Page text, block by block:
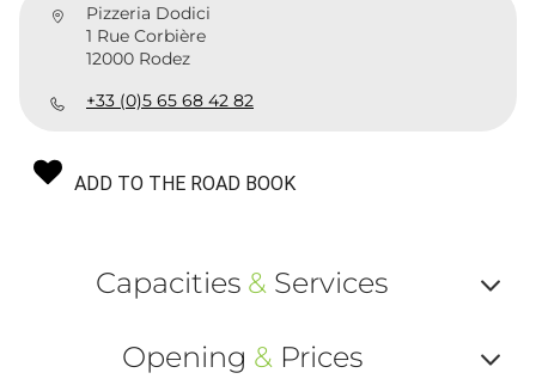
Pizzeria Dodici
1 Rue Corbière
12000 Rodez
+33 (0)5 65 68 42 82
ADD TO THE ROAD BOOK
Capacities & Services
Opening & Prices